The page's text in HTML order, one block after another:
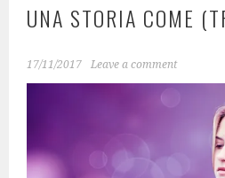
UNA STORIA COME
17/11/2017 Leave a comment